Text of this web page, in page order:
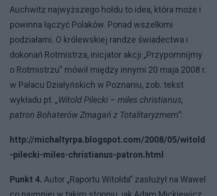
Auchwitz najwyższego hołdu to idea, która może i
powinna łączyć Polaków. Ponad wszelkimi
podziałami. O królewskiej randze świadectwa i
dokonań Rotmistrza, inicjator akcji „Przypomnijmy
o Rotmistrzu” mówił między innymi 20 maja 2008 r.
w Pałacu Działyńskich w Poznaniu, zob. tekst
wykładu pt. „Witold Pilecki – miles christianus,
patron Bohaterów Zmagań z Totalitaryzmem”:
http://michaltyrpa.blogspot.com/2008/05/witold
-pilecki-miles-christianus-patron.html
Punkt 4. Autor „Raportu Witolda” zasłużył na Wawel